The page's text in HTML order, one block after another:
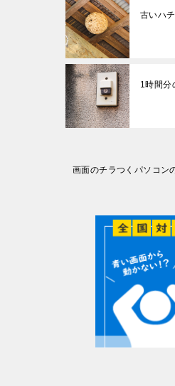
古いハ
1時間分
投画面のチラつくパソコン